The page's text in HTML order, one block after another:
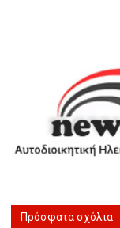
Πρόσφατα σχόλια